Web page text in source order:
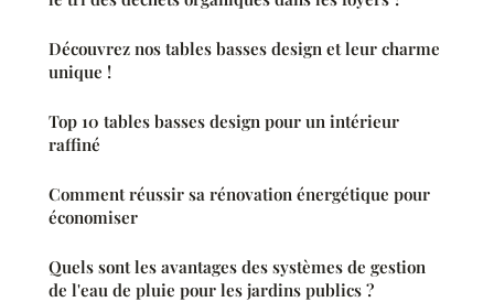
Découvrez nos tables basses design et leur charme
unique !
Top 10 tables basses design pour un intérieur
raffiné
Comment réussir sa rénovation énergétique pour
économiser
Quels sont les avantages des systèmes de gestion
de l'eau de pluie pour les jardins publics ?